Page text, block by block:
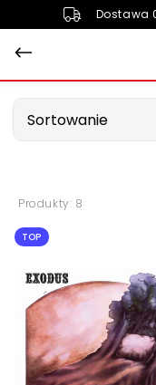
Dostawa
Sortowanie
Produkty: 8
TOP